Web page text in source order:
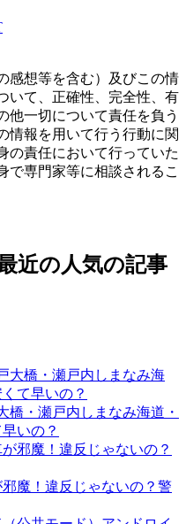
感想等を含む）及びこの情
いて、正確性、完全性、有
他一切について責任を負う
情報を用いて行う行動に関
の責任において行っていた
で専門家等に相談されるこ
近の人気の記事
橋・瀬戸内しまなみ海道・
いの？
魔！違反じゃないの？警